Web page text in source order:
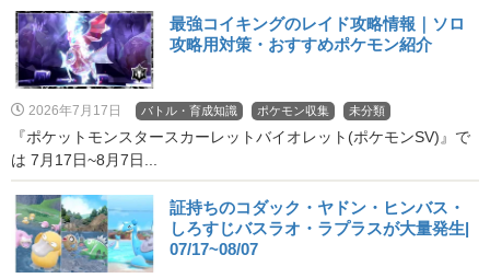
最強コイキングのレイド攻略情報｜ソロ
攻略用対策・おすすめポケモン紹介
2026年7月17日 バトル・育成知識 ポケモン収集 未分類
『ポケットモンスタースカーレットバイオレット(ポケモンSV)』で
は 7月17日~8月7日...
証持ちのコダック・ヤドン・ヒンバス・
しろすじバスラオ・ラプラスが大量発生|
07/17~08/07